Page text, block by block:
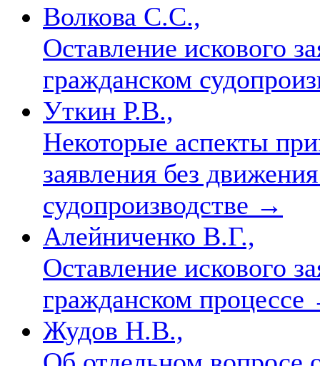
Волкова С.С.,
Оставление искового
гражданском
Уткин Р.В.,
Некоторые аспекты
заявления без
судопроизводстве →
Алейниченко В.Г.,
Оставление искового
гражданском процессе
Жудов Н.В.,